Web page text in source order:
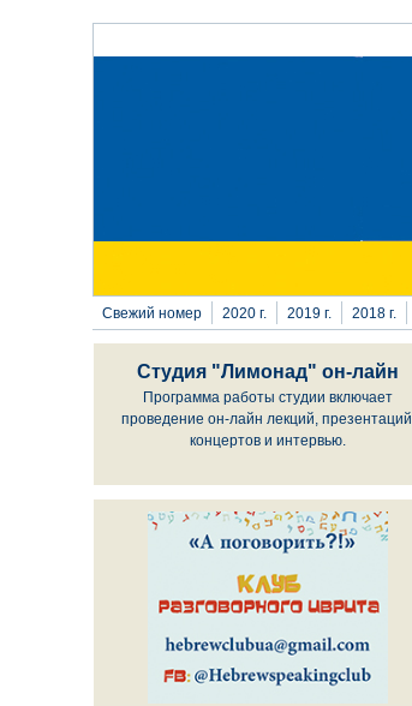
Перейти к основному содержанию
Свежий номер 2020 г. 2019 г. 2018 г.
Студия "Лимонад" он-лайн
Программа работы студии включает
проведение он-лайн лекций, презентаций,
концертов и интервью.